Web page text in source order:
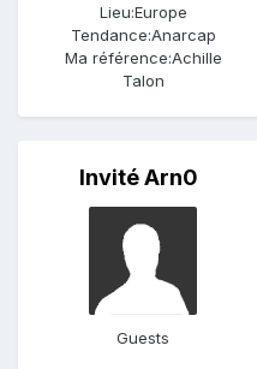
Lieu:Europe
Tendance:Anarcap
Ma référence:Achille
Talon
Invité Arn0
Guests